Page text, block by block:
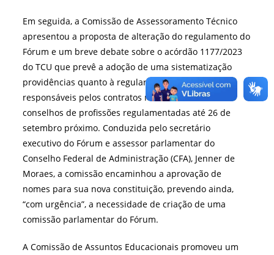
Em seguida, a Comissão de Assessoramento Técnico
apresentou a proposta de alteração do regulamento do
Fórum e um breve debate sobre o acórdão 1177/2023
do TCU que prevê a adoção de uma sistematização
providências quanto à regularização de unidades
responsáveis pelos contratos nos sites de todos os
conselhos de profissões regulamentadas até 26 de
setembro próximo. Conduzida pelo secretário
executivo do Fórum e assessor parlamentar do
Conselho Federal de Administração (CFA), Jenner de
Moraes, a comissão encaminhou a aprovação de
nomes para sua nova constituição, prevendo ainda,
“com urgência”, a necessidade de criação de uma
comissão parlamentar do Fórum.
A Comissão de Assuntos Educacionais promoveu um